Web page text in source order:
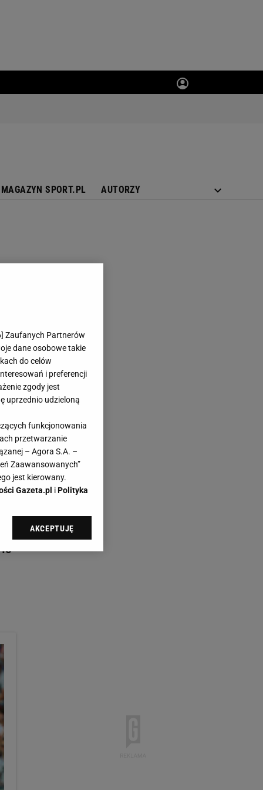
MAGAZYN SPORT.PL AUTORZY
- Sport.pl
] Zaufanych Partnerów
dane osobowe takie
do celów
i preferencji
zgody jest
uprzednio udzieloną
funkcjonowania
przetwarzanie
– Agora S.A. –
Zaawansowanych”
jest kierowany.
Gazeta.pl iPolityka
sp. z o.o., jej
swoje preferencje
danych poprzez
AKCEPTUJĘ